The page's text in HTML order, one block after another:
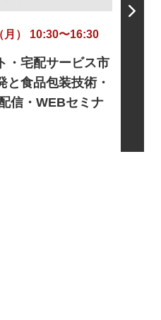
月） 10:30〜16:30
・宅配サービス市
と食品包装技術・
信・WEBセミナ